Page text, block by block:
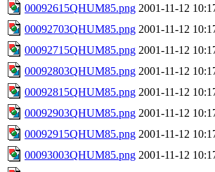
00092615QHUM85.png 2001-11-12
00092703QHUM85.png 2001-11-12
00092715QHUM85.png 2001-11-12
00092803QHUM85.png 2001-11-12
00092815QHUM85.png 2001-11-12
00092903QHUM85.png 2001-11-12
00092915QHUM85.png 2001-11-12
00093003QHUM85.png 2001-11-12